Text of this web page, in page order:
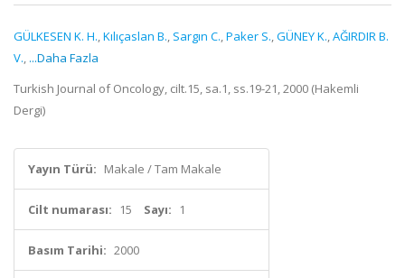
GÜLKESEN K. H.,Kılıçaslan B., Sargın C.,Paker S.,GÜNEY K.,AĞIRDIR B.
V., ...Daha Fazla
Turkish Journal of Oncology, cilt.15, sa.1, ss.19-21, 2000 (Hakemli
Dergi)
Yayın Türü: Makale / Tam Makale
Cilt numarası: 15 Sayı: 1
Basım Tarihi: 2000